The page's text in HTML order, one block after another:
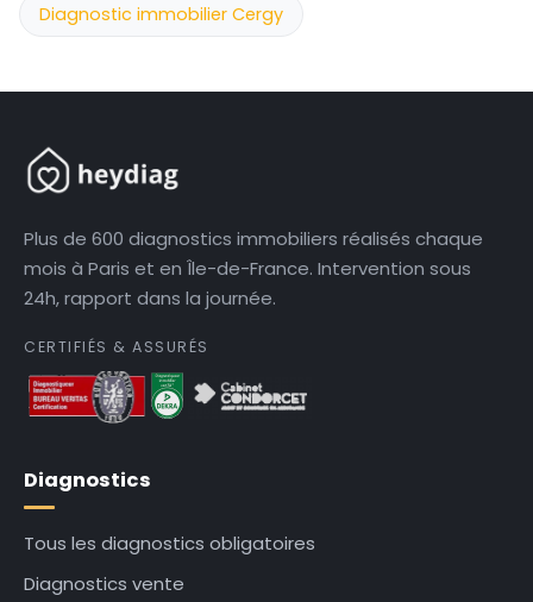
Diagnostic immobilier Cergy
Plus de 600 diagnostics immobiliers réalisés chaque
mois à Paris et en Île-de-France. Intervention sous
24h, rapport dans la journée.
CERTIFIÉS & ASSURÉS
Diagnostics
Tous les diagnostics obligatoires
Diagnostics vente